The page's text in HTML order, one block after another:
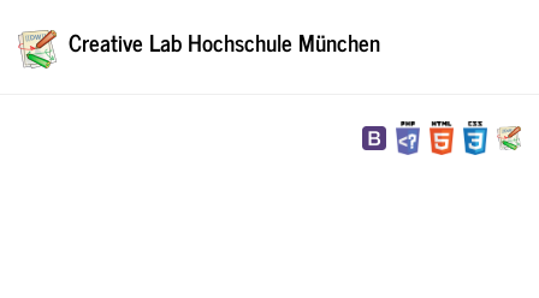
Creative Lab Hochschule München